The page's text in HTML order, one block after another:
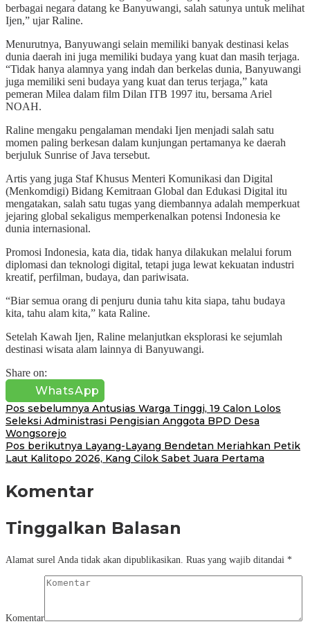
berbagai negara datang ke Banyuwangi, salah satunya untuk melihat
Ijen,” ujar Raline.
Menurutnya, Banyuwangi selain memiliki banyak destinasi kelas
dunia daerah ini juga memiliki budaya yang kuat dan masih terjaga.
“Tidak hanya alamnya yang indah dan berkelas dunia, Banyuwangi
juga memiliki seni budaya yang kuat dan terus terjaga,” kata
pemeran Milea dalam film Dilan ITB 1997 itu, bersama Ariel
NOAH.
Raline mengaku pengalaman mendaki Ijen menjadi salah satu
momen paling berkesan dalam kunjungan pertamanya ke daerah
berjuluk Sunrise of Java tersebut.
Artis yang juga Staf Khusus Menteri Komunikasi dan Digital
(Menkomdigi) Bidang Kemitraan Global dan Edukasi Digital itu
mengatakan, salah satu tugas yang diembannya adalah memperkuat
jejaring global sekaligus memperkenalkan potensi Indonesia ke
dunia internasional.
Promosi Indonesia, kata dia, tidak hanya dilakukan melalui forum
diplomasi dan teknologi digital, tetapi juga lewat kekuatan industri
kreatif, perfilman, budaya, dan pariwisata.
“Biar semua orang di penjuru dunia tahu kita siapa, tahu budaya
kita, tahu alam kita,” kata Raline.
Setelah Kawah Ijen, Raline melanjutkan eksplorasi ke sejumlah
destinasi wisata alam lainnya di Banyuwangi.
Share on:
WhatsApp
Navigasi
pos
Pos sebelumnya Antusias Warga Tinggi, 19 Calon Lolos
Seleksi Administrasi Pengisian Anggota BPD Desa
Wongsorejo
Pos berikutnya Layang-Layang Bendetan Meriahkan Petik
Laut Kalitopo 2026, Kang Cilok Sabet Juara Pertama
Komentar
Tinggalkan Balasan
Alamat surel Anda tidak akan dipublikasikan. Ruas yang wajib ditandai *
Komentar